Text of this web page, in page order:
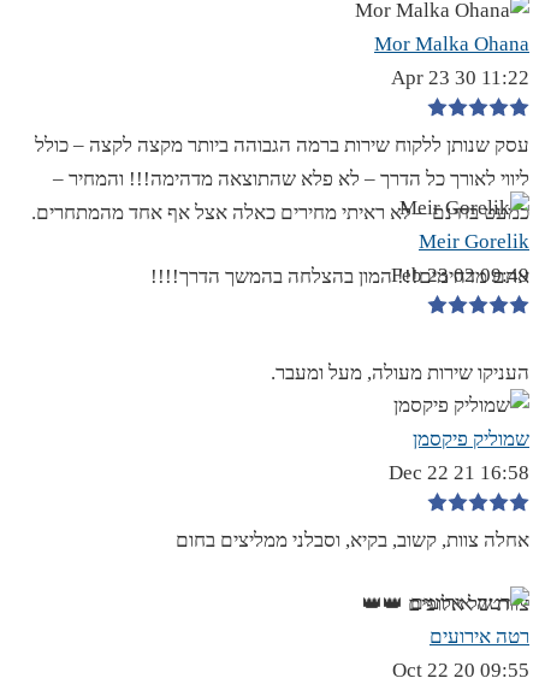
Mor Malka Ohana
11:22 30 Apr 23
עסק שנותן ללקוח שירות ברמה הגבוהה ביותר מקצה לקצה – כולל
ליווי לאורך כל הדרך – לא פלא שהתוצאה מדהימה!!! והמחיר –
כמעט בחינם – לא ראיתי מחירים כאלה אצל אף אחד מהמתחרים.
אתם מדהימים!!! המון בהצלחה בהמשך הדרך!!!!
Meir Gorelik
09:49 02 Feb 23
העניקו שירות מעולה, מעל ומעבר.
שמוליק פיקסמן
16:58 21 Dec 22
אחלה צוות, קשוב, בקיא, וסבלני ממליצים בחום
צוות של אלופים 👑👑
רטה אירועים
09:55 20 Oct 22